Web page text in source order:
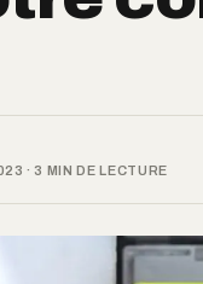
· 3 MIN DE LECTURE